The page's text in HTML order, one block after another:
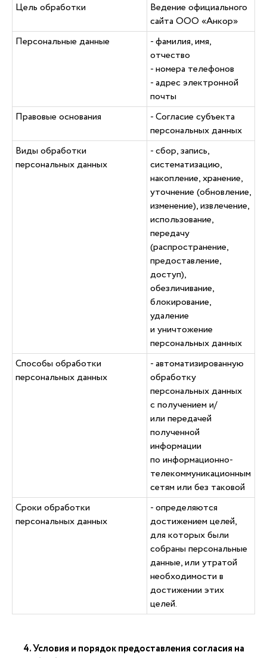
Цель обработки
Ведение официального
сайта ООО «Анкор»
Персональные данные
- фамилия, имя,
отчество
- номера телефонов
- адрес электронной
почты
Правовые основания
- Согласие субъекта
персональных данных
Виды обработки
персональных данных
- сбор, запись,
систематизацию,
накопление, хранение,
уточнение (обновление,
изменение), извлечение,
использование,
передачу
(распространение,
предоставление,
доступ),
обезличивание,
блокирование,
удаление
и уничтожение
персональных данных
Способы обработки
персональных данных
- автоматизированную
обработку
персональных данных
с получением и/
или передачей
полученной
информации
по информационно-
телекоммуникационным
сетям или без таковой
Сроки обработки
персональных данных
- определяются
достижением целей,
для которых были
собраны персональные
данные, или утратой
необходимости в
достижении этих
целей.
4. Условия и порядок предоставления согласия на